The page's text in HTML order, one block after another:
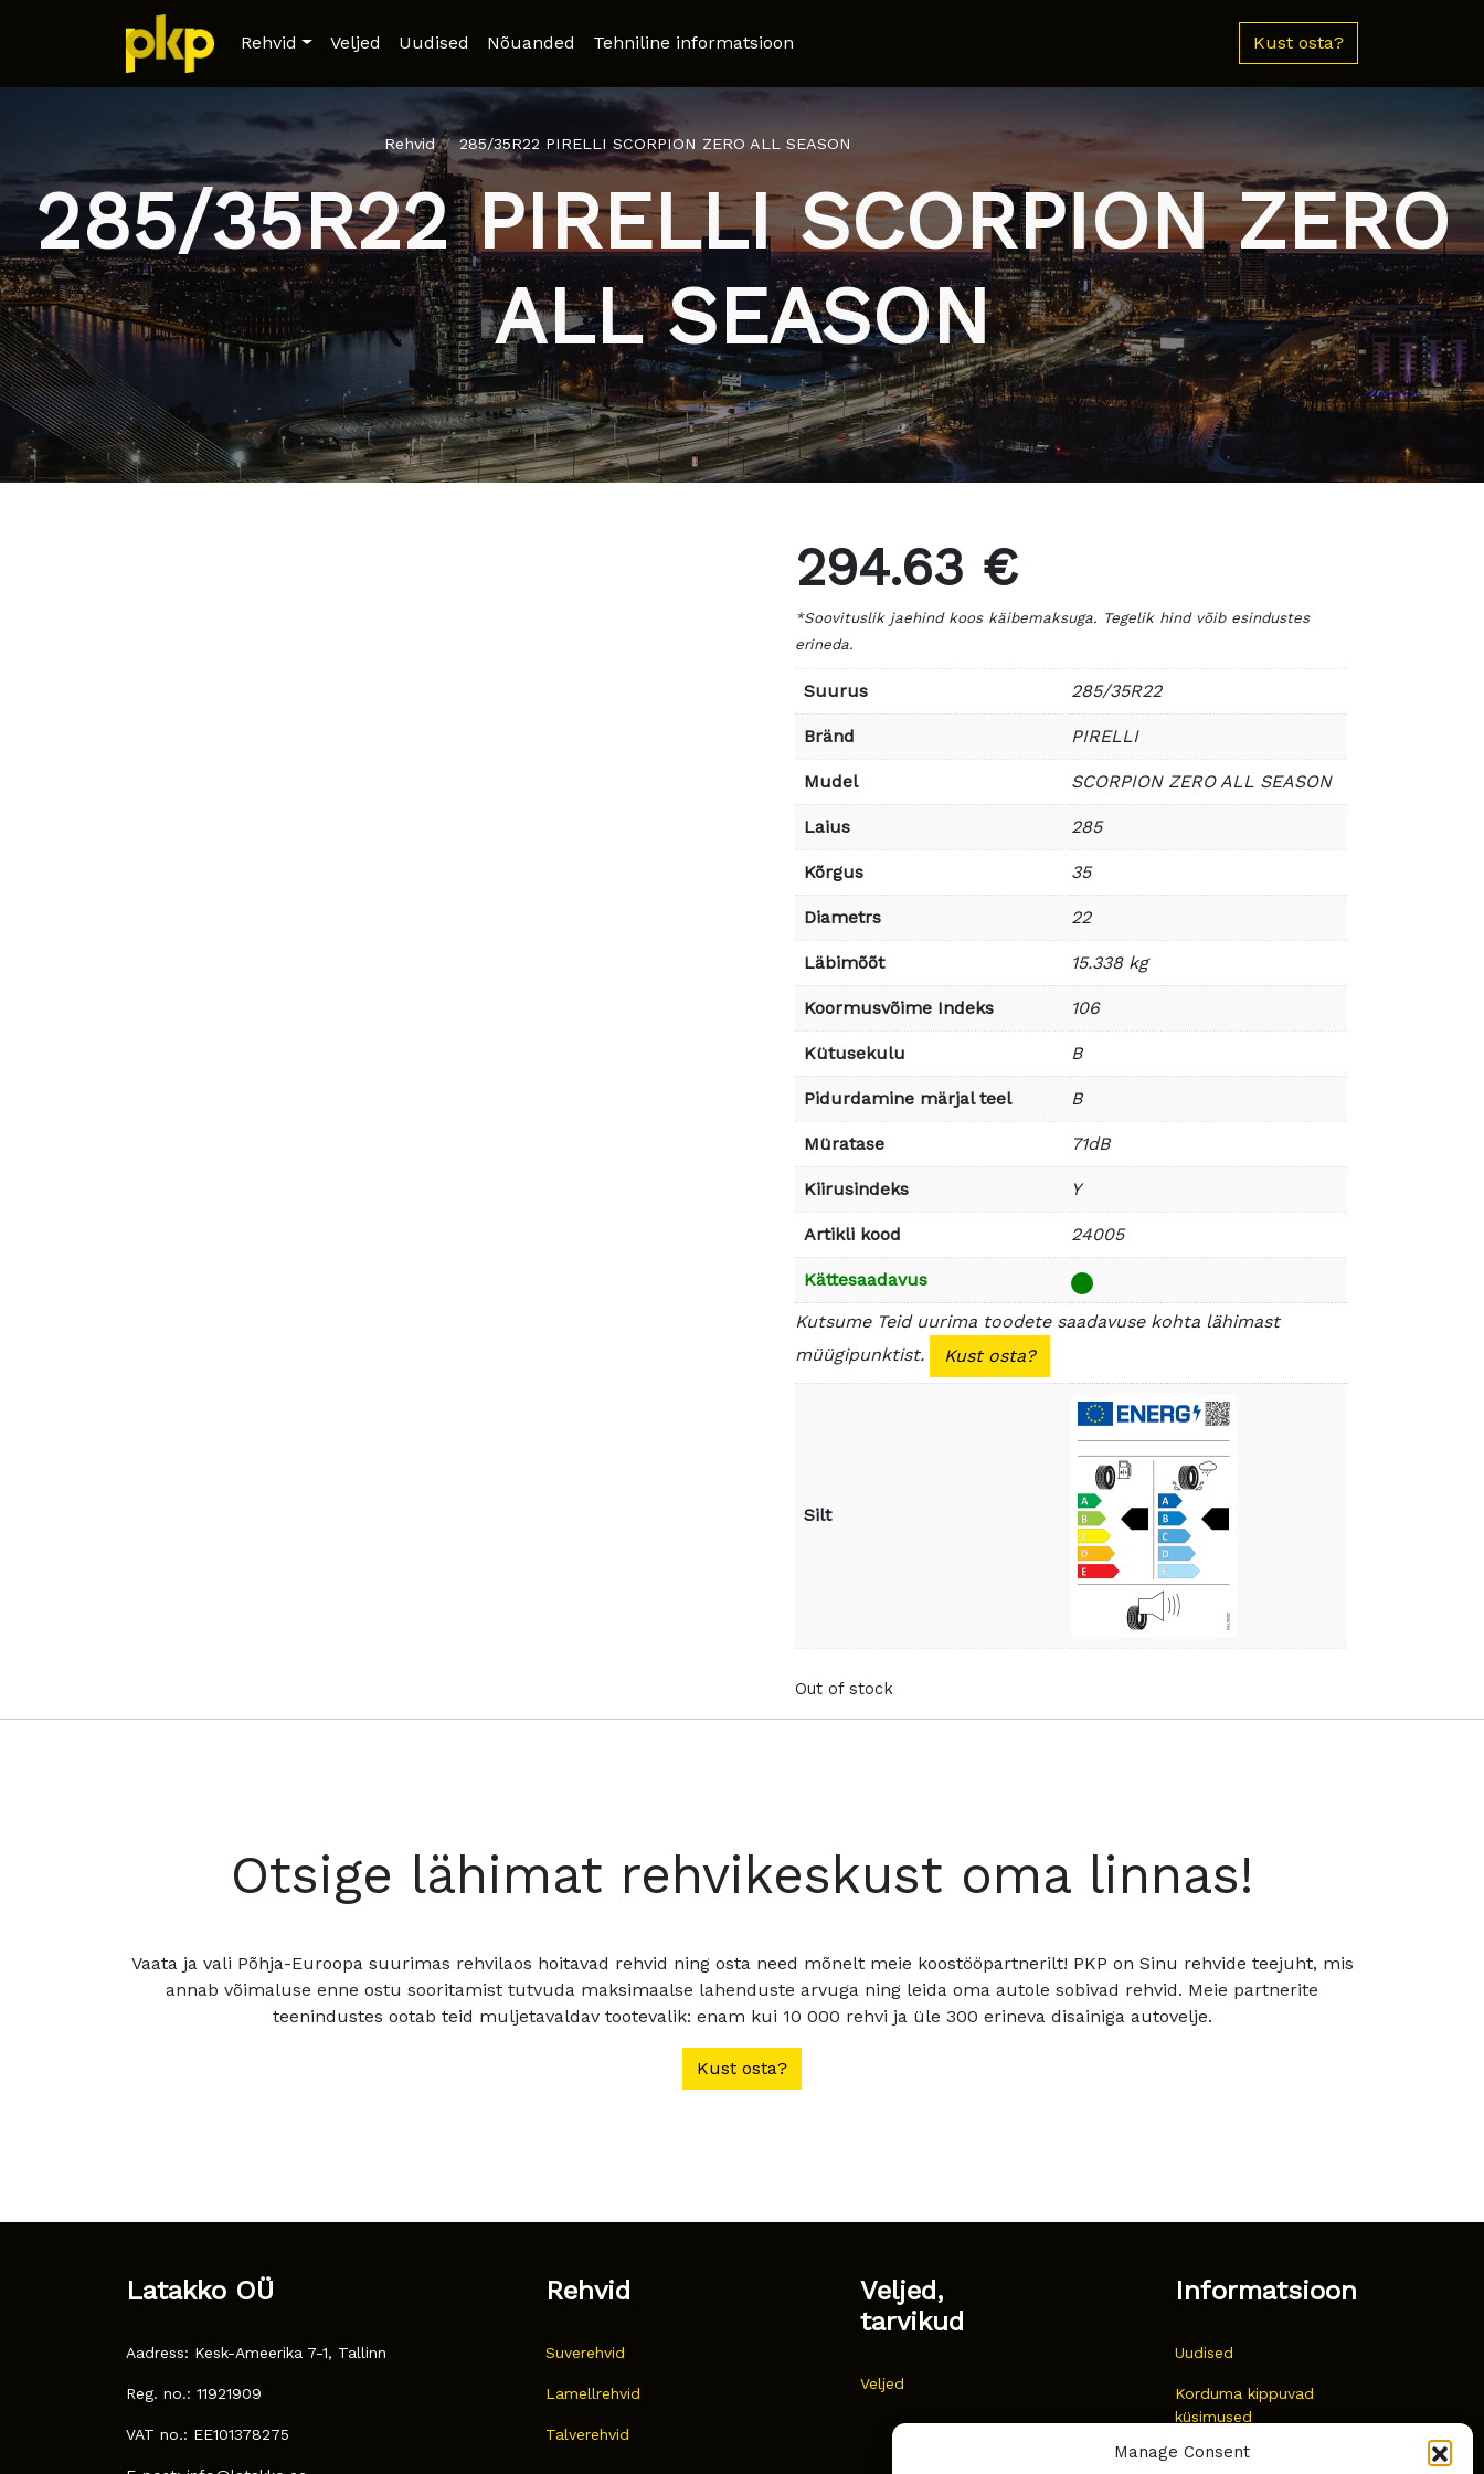
Manage Consent
Rehvid Veljed Uudised Nõuanded Tehniline informatsioon Kust osta?
Rehvid 285/35R22 PIRELLI SCORPION ZERO ALL SEASON
285/35R22 PIRELLI SCORPION ZERO
ALL SEASON
294.63 €
*Soovituslik jaehind koos käibemaksuga. Tegelik hind võib esindustes
erineda.
Suurus 285/35R22
Bränd PIRELLI
Mudel SCORPION ZERO ALL SEASON
Laius 285
Kõrgus 35
Diametrs 22
Läbimõõt 15.338 kg
Koormusvõime Indeks 106
Kütusekulu B
Pidurdamine märjal teel B
Müratase 71dB
Kiirusindeks Y
Artikli kood 24005
Kättesaadavus
Kutsume Teid uurima toodete saadavuse kohta lähimast
müügipunktist.
Kust osta?
Silt
Out of stock
Otsige lähimat rehvikeskust oma linnas!
Vaata ja vali Põhja-Euroopa suurimas rehvilaos hoitavad rehvid ning osta need mõnelt meie koostööpartnerilt! PKP on Sinu rehvide teejuht, mis
annab võimaluse enne ostu sooritamist tutvuda maksimaalse lahenduste arvuga ning leida oma autole sobivad rehvid. Meie partnerite
teenindustes ootab teid muljetavaldav tootevalik: enam kui 10 000 rehvi ja üle 300 erineva disainiga autovelje.
Kust osta?
Latakko OÜ
Aadress: Kesk-Ameerika 7-1, Tallinn
Reg. no.: 11921909
VAT no.: EE101378275
Rehvid
Suverehvid
Lamellrehvid
Talverehvid
Veljed,
tarvikud
Veljed
Informatsioon
Uudised
Korduma kippuvad
küsimused
Kust osta?